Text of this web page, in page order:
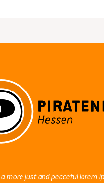
a more just and peaceful lorem